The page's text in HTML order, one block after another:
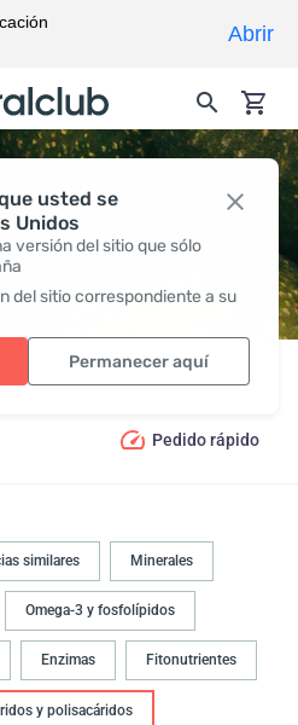
usted se
Unidos
versión del sitio que sólo
del sitio correspondiente a su
Permanecer aquí
Y
Monosacáridos y polisacáridos
Pedido rápido
similares Minerales
Omega-3 y fosfolípidos
Enzimas Fitonutrientes
y polisacáridos
Abrir